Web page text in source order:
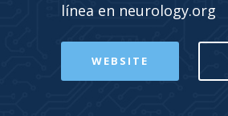
línea en neurology.org
WEBSITE